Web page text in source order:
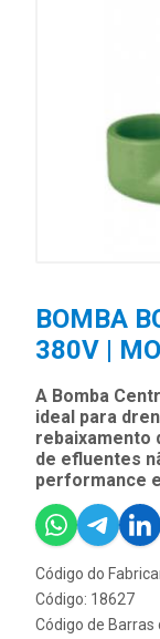
BOMBA
380V |
A Bomba
ideal para
rebaixamento
de efluentes
performance
Código do
Código: 18627
Código de